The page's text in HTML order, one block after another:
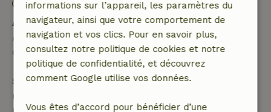
Départ: 07:00- 10:00
Annulation gratuite dans les 24 heures
Annulation gratuite dans les 24 heures suivant la
confirmation de ta réservation.
Si tu annules dans le délai indiqué, tu as droit à un
remboursement intégral du montant de la
informations sur l’appareil, les paramètres du
navigateur, ainsi que votre comportement de
navigation et vos clics. Pour en savoir plus,
consultez notre politique de cookies et notre
politique de confidentialité, et découvrez
comment Google utilise vos données.
Vous êtes d’accord pour bénéficier d’une